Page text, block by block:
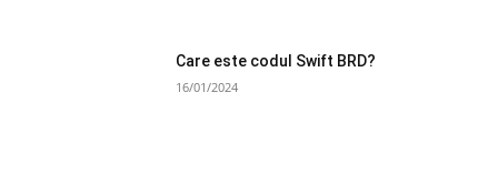
Care este codul Swift BRD?
16/01/2024